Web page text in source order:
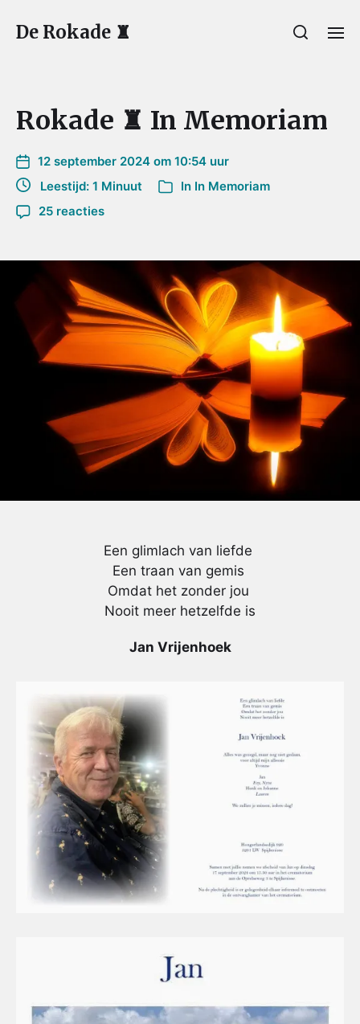
De Rokade ♜
Rokade ♜ In Memoriam
12 september 2024 om 10:54 uur
Leestijd: 1 Minuut
In In Memoriam
25 reacties
Een glimlach van liefde
Een traan van gemis
Omdat het zonder jou
Nooit meer hetzelfde is
Jan Vrijenhoek